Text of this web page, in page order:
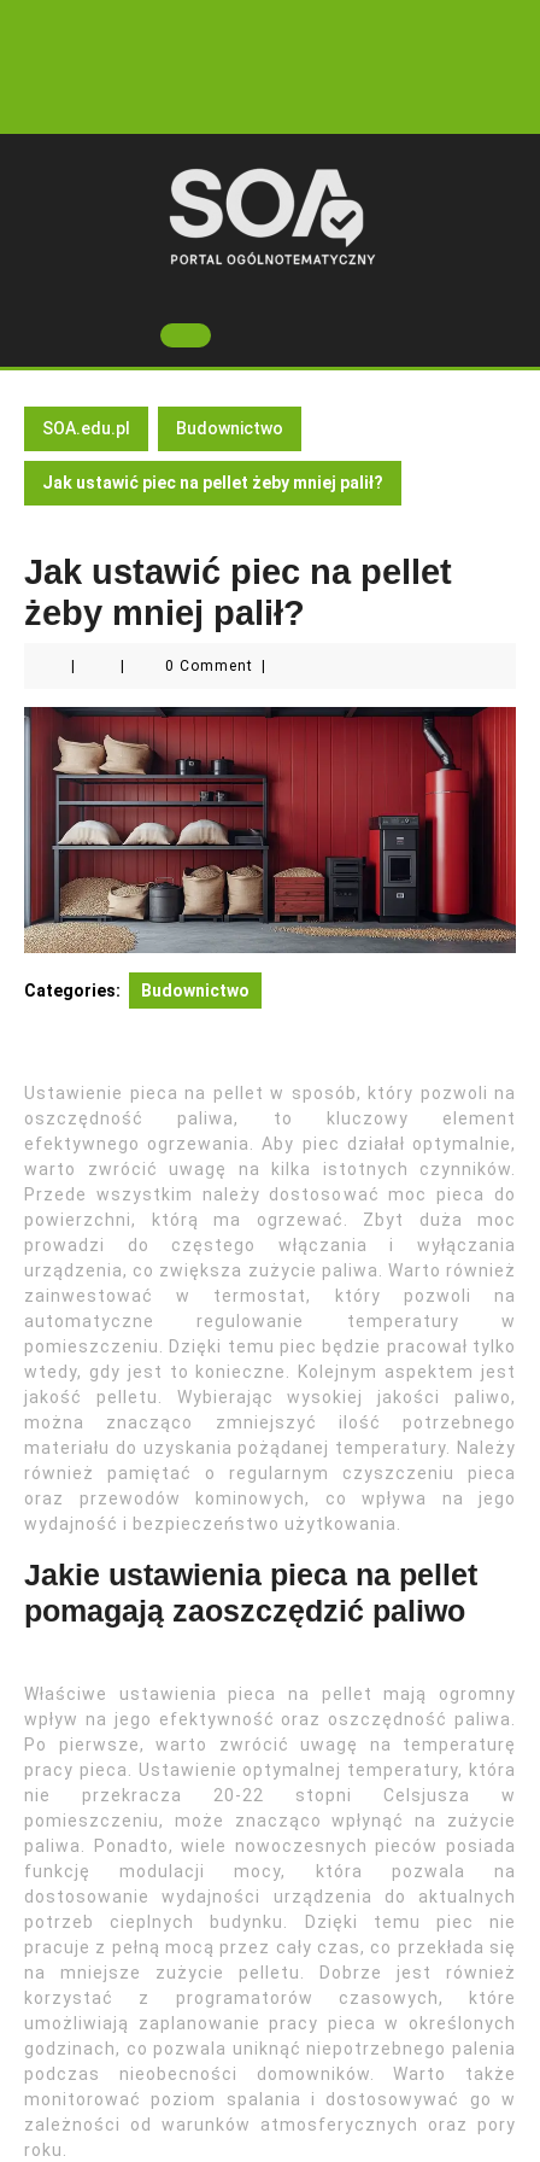
Open
Button
SOA.edu.pl Budownictwo
Jak ustawić piec na pellet żeby mniej palił?
Jak ustawić piec na pellet
żeby mniej palił?
0 Comment
Categories: Budownictwo
Ustawienie pieca na pellet w sposób, który pozwoli na
oszczędność paliwa, to kluczowy element
efektywnego ogrzewania. Aby piec działał optymalnie,
warto zwrócić uwagę na kilka istotnych czynników.
Przede wszystkim należy dostosować moc pieca do
powierzchni, którą ma ogrzewać. Zbyt duża moc
prowadzi do częstego włączania i wyłączania
urządzenia, co zwiększa zużycie paliwa. Warto również
zainwestować w termostat, który pozwoli na
automatyczne regulowanie temperatury w
pomieszczeniu. Dzięki temu piec będzie pracował tylko
wtedy, gdy jest to konieczne. Kolejnym aspektem jest
jakość pelletu. Wybierając wysokiej jakości paliwo,
można znacząco zmniejszyć ilość potrzebnego
materiału do uzyskania pożądanej temperatury. Należy
również pamiętać o regularnym czyszczeniu pieca
oraz przewodów kominowych, co wpływa na jego
wydajność i bezpieczeństwo użytkowania.
Jakie ustawienia pieca na pellet
pomagają zaoszczędzić paliwo
Właściwe ustawienia pieca na pellet mają ogromny
wpływ na jego efektywność oraz oszczędność paliwa.
Po pierwsze, warto zwrócić uwagę na temperaturę
pracy pieca. Ustawienie optymalnej temperatury, która
nie przekracza 20-22 stopni Celsjusza w
pomieszczeniu, może znacząco wpłynąć na zużycie
paliwa. Ponadto, wiele nowoczesnych pieców posiada
funkcję modulacji mocy, która pozwala na
dostosowanie wydajności urządzenia do aktualnych
potrzeb cieplnych budynku. Dzięki temu piec nie
pracuje z pełną mocą przez cały czas, co przekłada się
na mniejsze zużycie pelletu. Dobrze jest również
korzystać z programatorów czasowych, które
umożliwiają zaplanowanie pracy pieca w określonych
godzinach, co pozwala uniknąć niepotrzebnego palenia
podczas nieobecności domowników. Warto także
monitorować poziom spalania i dostosowywać go w
zależności od warunków atmosferycznych oraz pory
roku.